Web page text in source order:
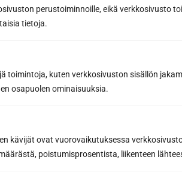
perustoiminnoille, eikä verkkosivusto
tietoja.
kuten verkkosivuston sisällön
osapuolen ominaisuuksia.
kävijät ovat vuorovaikutuksessa
poistumisprosentista, liikenteen
40320 Jyväskylä, Finland